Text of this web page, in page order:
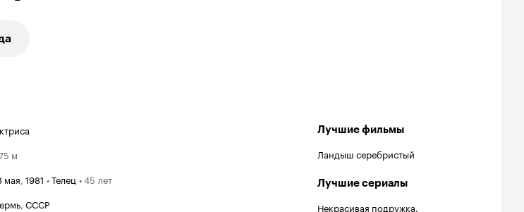
м
мая, 1981 •Телец •45 лет
, СССР
Лучшие фильмы
Ландыш серебристый
Лучшие сериалы
Некрасивая подружка.